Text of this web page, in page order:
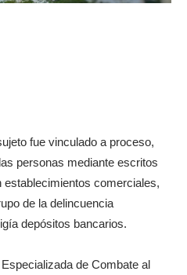
fue vinculado a proceso,
personas mediante escritos
establecimientos comerciales,
de la delincuencia
depósitos bancarios.
de Combate al